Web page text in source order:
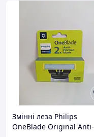
Змінні леза Philips
OneBlade Original Anti-